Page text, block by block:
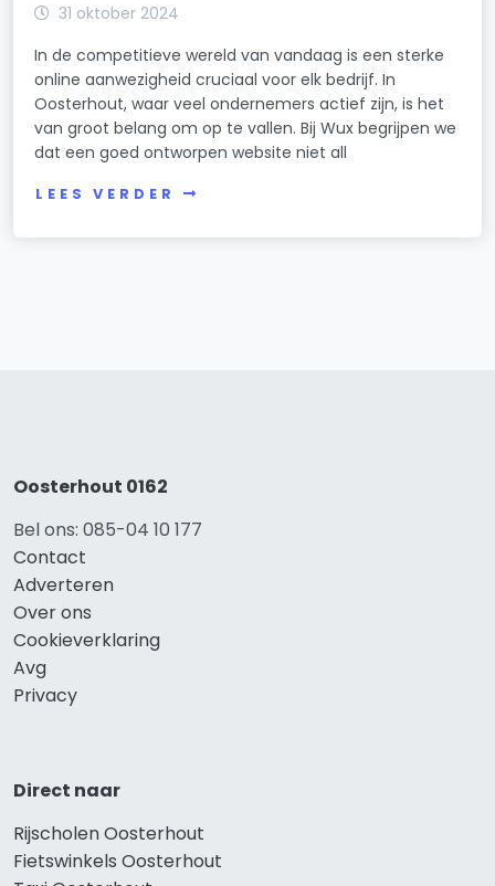
31 oktober 2024
In de competitieve wereld van vandaag is een sterke
online aanwezigheid cruciaal voor elk bedrijf. In
Oosterhout, waar veel ondernemers actief zijn, is het
van groot belang om op te vallen. Bij Wux begrijpen we
dat een goed ontworpen website niet all
LEES VERDER
Oosterhout 0162
Bel ons: 085-04 10 177
Contact
Adverteren
Over ons
Cookieverklaring
Avg
Privacy
Direct naar
Rijscholen Oosterhout
Fietswinkels Oosterhout